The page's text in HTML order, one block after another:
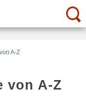
A-Z
von A-Z